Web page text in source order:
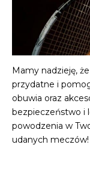
Mamy nadzieję,
przydatne i
obuwia oraz
bezpieczeństwo i
powodzenia w
udanych meczów!